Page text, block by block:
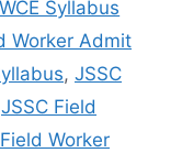
Syllabus
Worker Admit
, JSSC
JSSC Field
Worker